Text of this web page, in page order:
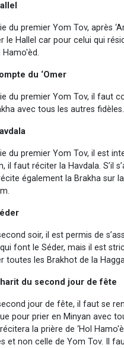
du premier Yom Tov, après
le Hallel car pour celui qui
Hamo'èd.
du ‘Omer
du premier Yom Tov, il faut
avec tous les autres fidèles.
du premier Yom Tov, il est
il faut réciter la Havdala. S’il
également la Brakha sur
soir, il est permis de
font le Séder, mais il est
toutes les Brakhot de la
du second jour de fête
jour de fête, il faut se
pour prier en Minyan avec
la prière de ‘Hol
et non celle de Yom Tov. Il